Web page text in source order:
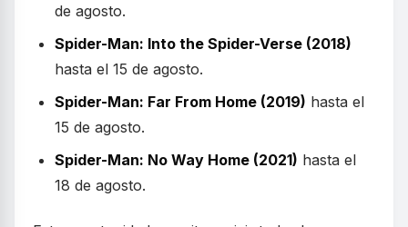
de agosto.
Spider-Man: Into the Spider-Verse (2018)
hasta el 15 de agosto.
Spider-Man: Far From Home (2019) hasta el
15 de agosto.
Spider-Man: No Way Home (2021) hasta el
18 de agosto.